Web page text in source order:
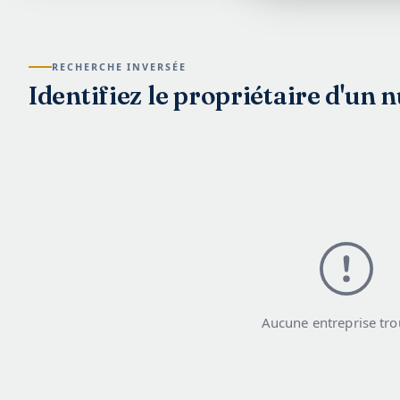
RECHERCHE INVERSÉE
Identifiez le propriétaire d'un
Aucune entreprise